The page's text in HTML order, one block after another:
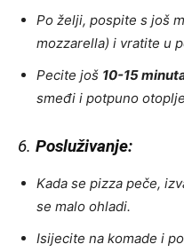
Po želji, pospite s još
mozzarella) i vratite u
Pecite još 10-15
smeđi i potpuno
6. Posluživanje:
Kada se pizza peče,
se malo ohladi.
Isijecite na komade i